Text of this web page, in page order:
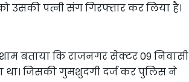
पत्नी संग गिरफ्तार कर लिया है।
बताया कि राजनगर सेक्टर 09 निवासी
था। जिसकी गुमशुदगी दर्ज कर पुलिस ने